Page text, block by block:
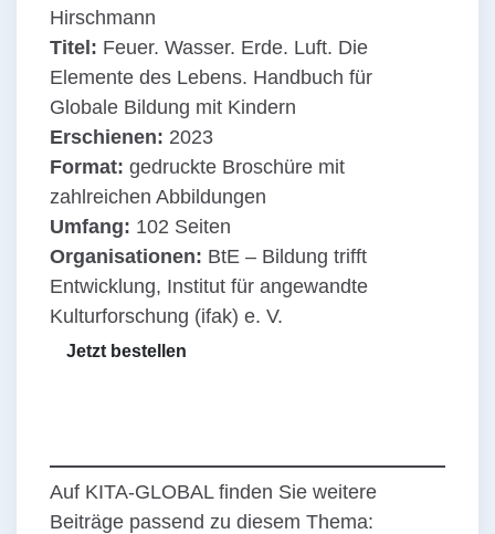
Hirschmann
Titel: Feuer. Wasser. Erde. Luft. Die
Elemente des Lebens. Handbuch für
Globale Bildung mit Kindern
Erschienen: 2023
Format: gedruckte Broschüre mit
zahlreichen Abbildungen
Umfang: 102 Seiten
Organisationen: BtE – Bildung trifft
Entwicklung, Institut für angewandte
Kulturforschung (ifak) e. V.
Jetzt bestellen
Auf KITA-GLOBAL finden Sie weitere
Beiträge passend zu diesem Thema: